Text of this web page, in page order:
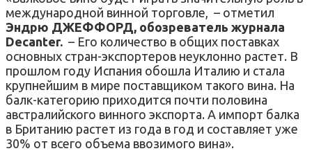
международной винной торговле, – отметил
Эндрю ДЖЕФФОРД, обозреватель журнала
Decanter. – Его количество в общих поставках
основных стран-экспортеров неуклонно растет. В
прошлом году Испания обошла Италию и стала
крупнейшим в мире поставщиком такого вина. На
балк-категорию приходится почти половина
австралийского винного экспорта. А импорт балка
в Британию растет из года в год и составляет уже
30% от всего объема ввозимого вина».